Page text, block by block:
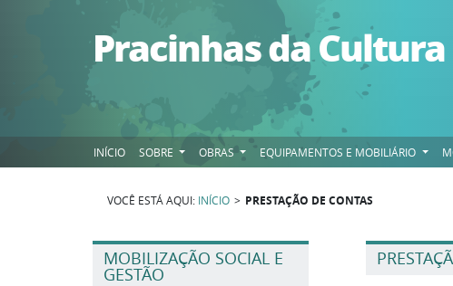
Pracinhas da Cultura
INÍCIO SOBRE OBRAS EQUIPAMENTOS E MOBILIÁRIO
VOCÊ ESTÁ AQUI: INÍCIO > PRESTAÇÃO DE CONTAS
MOBILIZAÇÃO SOCIAL E
GESTÃO